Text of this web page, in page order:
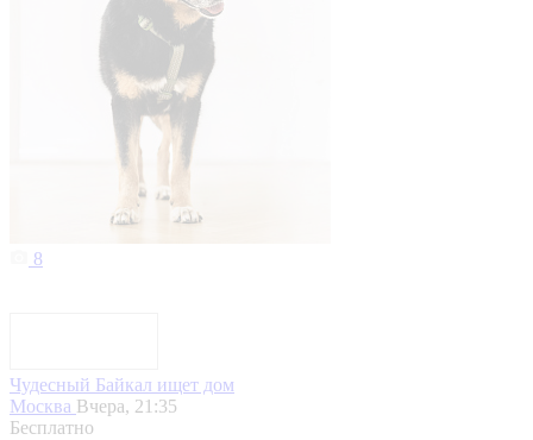
8
Чудесный Байкал ищет дом
Москва Вчера, 21:35
Бесплатно